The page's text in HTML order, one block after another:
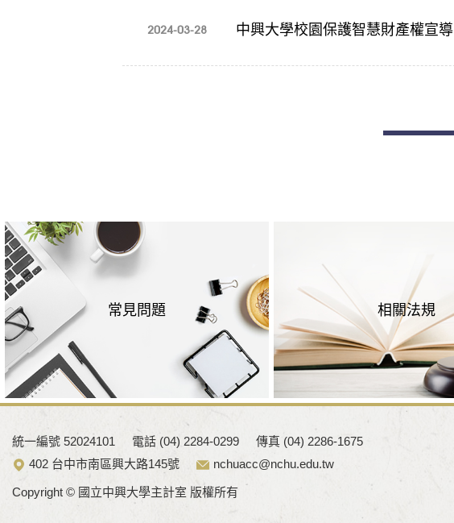
2024-03-28 中興大學校園保護智慧財產權宣導
常見問題 相關法規
統一編號 52024101 電話 (04) 2284-0299
傳真 (04) 2286-1675
402 台中市南區興大路145號
nchuacc@nchu.edu.tw
Copyright © 國立中興大學主計室 版權所有